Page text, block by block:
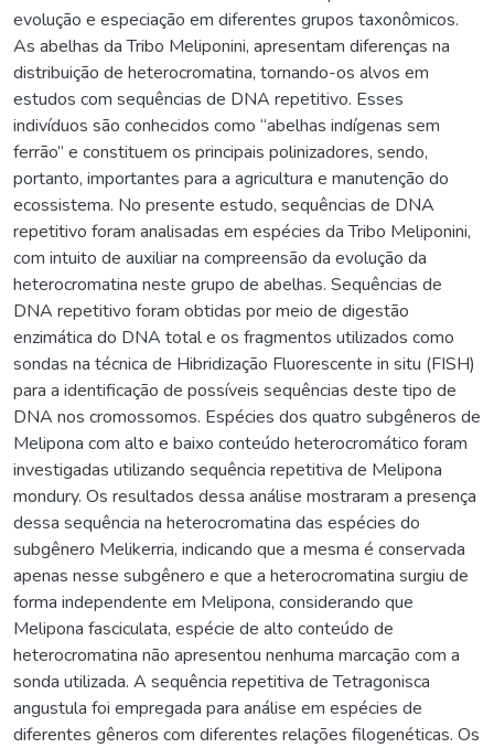
evolução e especiação em diferentes grupos taxonômicos.
As abelhas da Tribo Meliponini, apresentam diferenças na
distribuição de heterocromatina, tornando-os alvos em
estudos com sequências de DNA repetitivo. Esses
indivíduos são conhecidos como “abelhas indígenas sem
ferrão” e constituem os principais polinizadores, sendo,
portanto, importantes para a agricultura e manutenção do
ecossistema. No presente estudo, sequências de DNA
repetitivo foram analisadas em espécies da Tribo Meliponini,
com intuito de auxiliar na compreensão da evolução da
heterocromatina neste grupo de abelhas. Sequências de
DNA repetitivo foram obtidas por meio de digestão
enzimática do DNA total e os fragmentos utilizados como
sondas na técnica de Hibridização Fluorescente in situ (FISH)
para a identificação de possíveis sequências deste tipo de
DNA nos cromossomos. Espécies dos quatro subgêneros de
Melipona com alto e baixo conteúdo heterocromático foram
investigadas utilizando sequência repetitiva de Melipona
mondury. Os resultados dessa análise mostraram a presença
dessa sequência na heterocromatina das espécies do
subgênero Melikerria, indicando que a mesma é conservada
apenas nesse subgênero e que a heterocromatina surgiu de
forma independente em Melipona, considerando que
Melipona fasciculata, espécie de alto conteúdo de
heterocromatina não apresentou nenhuma marcação com a
sonda utilizada. A sequência repetitiva de Tetragonisca
angustula foi empregada para análise em espécies de
diferentes gêneros com diferentes relações filogenéticas. Os